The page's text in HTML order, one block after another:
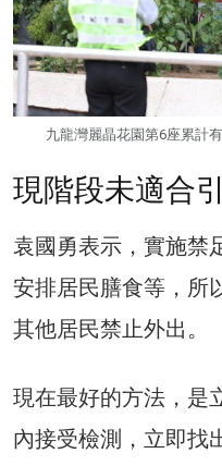
九龍灣麗晶花園第6座累計
現階段未適合
袁國勇表示，實施禁
安排居民膳食等，所
其他居民禁止外出。
現在最好的方法，是
內接受檢測，立即找